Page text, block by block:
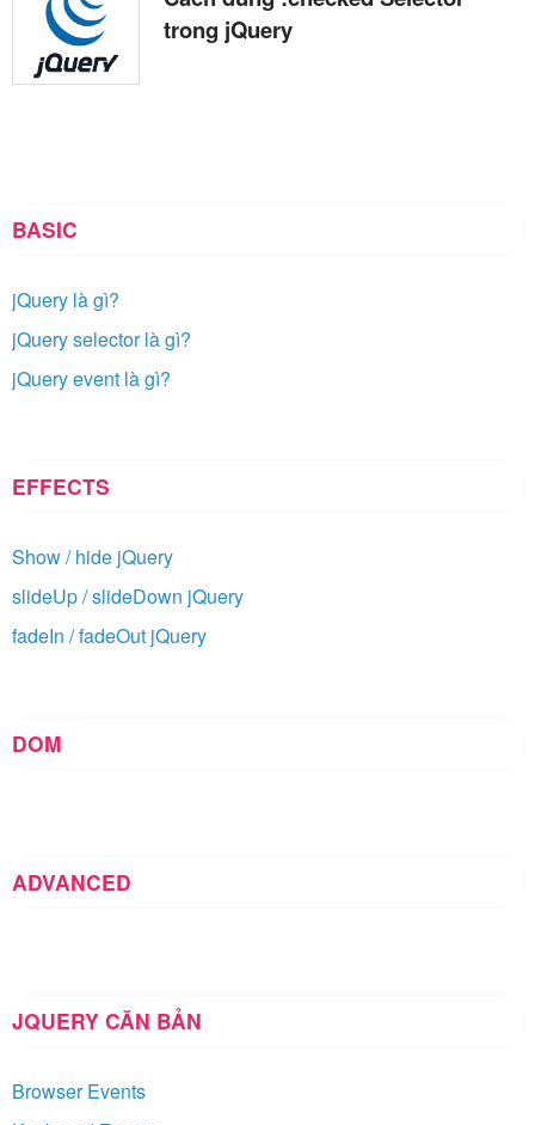
trong jQuery
BASIC
jQuery là gì?
jQuery selector là gì?
jQuery event là gì?
EFFECTS
Show / hide jQuery
slideUp / slideDown jQuery
fadeIn / fadeOut jQuery
DOM
ADVANCED
JQUERY CĂN BẢN
Browser Events